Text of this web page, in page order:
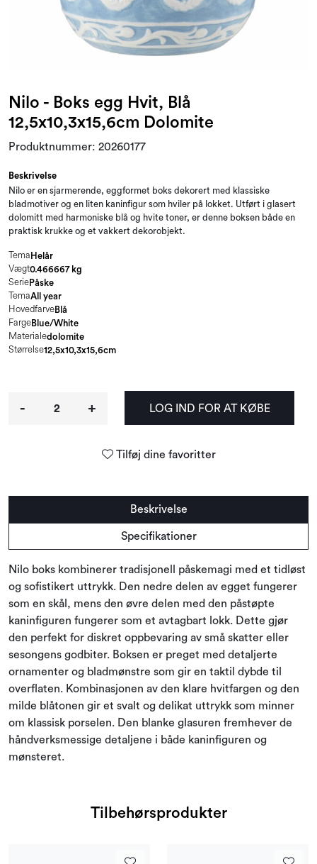
Nilo - Boks egg Hvit, Blå
12,5x10,3x15,6cm Dolomite
Produktnummer: 20260177
Beskrivelse
Nilo er en sjarmerende, eggformet boks dekorert med klassiske
bladmotiver og en liten kaninfigur som hviler på lokket. Utført i glasert
dolomitt med harmoniske blå og hvite toner, er denne boksen både en
praktisk krukke og et vakkert dekorobjekt.
Tema Helår
Vægt0.466667 kg
SeriePåske
TemaAll year
HovedfarveBlå
FargeBlue/White
Materialedolomite
Størrelse12,5x10,3x15,6cm
- + LOG IND FOR AT KØBE
Tilføj dine favoritter
Beskrivelse
Specifikationer
Nilo boks kombinerer tradisjonell påskemagi med et tidløst
og sofistikert uttrykk. Den nedre delen av egget fungerer
som en skål, mens den øvre delen med den påstøpte
kaninfiguren fungerer som et avtagbart lokk. Dette gjør
den perfekt for diskret oppbevaring av små skatter eller
sesongens godbiter. Boksen er preget med detaljerte
ornamenter og bladmønstre som gir en taktil dybde til
overflaten. Kombinasjonen av den klare hvitfargen og den
milde blåtonen gir et svalt og delikat uttrykk som minner
om klassisk porselen. Den blanke glasuren fremhever de
håndverksmessige detaljene i både kaninfiguren og
mønsteret.
Tilbehørsprodukter